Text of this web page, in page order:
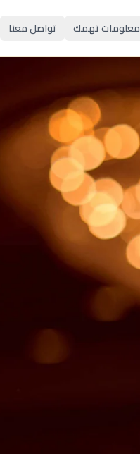
معلومات تهمك تواصل معنا